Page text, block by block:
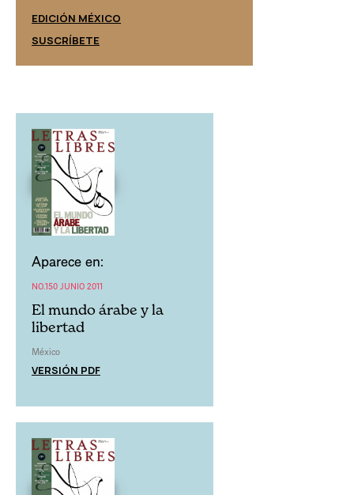
EDICIÓN MÉXICO
SUSCRÍBETE
Aparece en:
NO.150 JUNIO 2011
El mundo árabe y la
libertad
México
VERSIÓN PDF